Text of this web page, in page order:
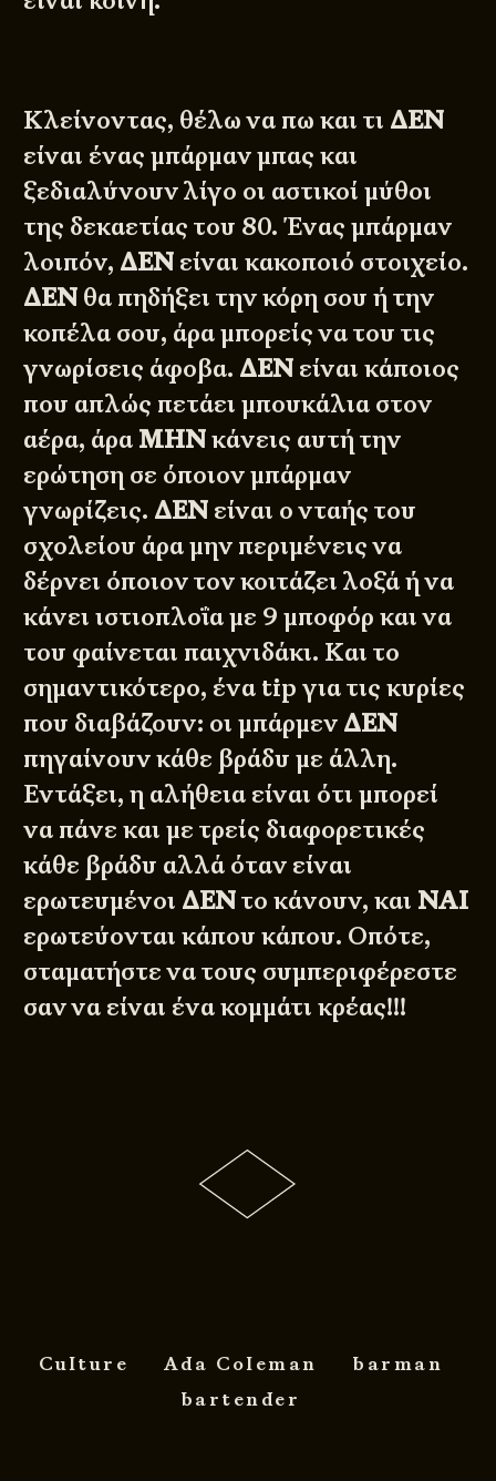
Κλείνοντας, θέλω να πω και τι ΔΕΝ
είναι ένας μπάρμαν μπας και
ξεδιαλύνουν λίγο οι αστικοί μύθοι
της δεκαετίας του 80. Ένας μπάρμαν
λοιπόν, ΔΕΝ είναι κακοποιό στοιχείο.
ΔΕΝ θα πηδήξει την κόρη σου ή την
κοπέλα σου, άρα μπορείς να του τις
γνωρίσεις άφοβα. ΔΕΝ είναι κάποιος
που απλώς πετάει μπουκάλια στον
αέρα, άρα ΜΗΝκάνεις αυτή την
ερώτηση σε όποιον μπάρμαν
γνωρίζεις. ΔΕΝ είναι ο νταής του
σχολείου άρα μην περιμένεις να
δέρνει όποιον τον κοιτάζει λοξά ή να
κάνει ιστιοπλοΐα με 9 μποφόρ και να
του φαίνεται παιχνιδάκι. Και το
σημαντικότερο, ένα tip για τις κυρίες
που διαβάζουν: οι μπάρμεν ΔΕΝ
πηγαίνουν κάθε βράδυ με άλλη.
Εντάξει, η αλήθεια είναι ότι μπορεί
να πάνε και με τρείς διαφορετικές
κάθε βράδυ αλλά όταν είναι
ερωτευμένοι ΔΕΝτο κάνουν, και ΝΑΙ
ερωτεύονται κάπου κάπου. Οπότε,
σταματήστε να τους συμπεριφέρεστε
σαν να είναι ένα κομμάτι κρέας!!!
Culture Ada Coleman
barman
bartender